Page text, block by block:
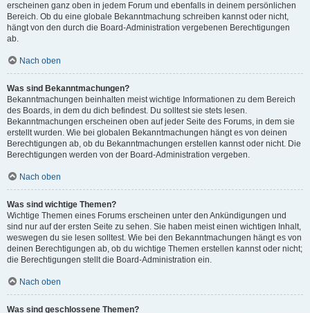
erscheinen ganz oben in jedem Forum und ebenfalls in deinem persönlichen
Bereich. Ob du eine globale Bekanntmachung schreiben kannst oder nicht,
hängt von den durch die Board-Administration vergebenen Berechtigungen
ab.
Nach oben
Was sind Bekanntmachungen?
Bekanntmachungen beinhalten meist wichtige Informationen zu dem Bereich
des Boards, in dem du dich befindest. Du solltest sie stets lesen.
Bekanntmachungen erscheinen oben auf jeder Seite des Forums, in dem sie
erstellt wurden. Wie bei globalen Bekanntmachungen hängt es von deinen
Berechtigungen ab, ob du Bekanntmachungen erstellen kannst oder nicht. Die
Berechtigungen werden von der Board-Administration vergeben.
Nach oben
Was sind wichtige Themen?
Wichtige Themen eines Forums erscheinen unter den Ankündigungen und
sind nur auf der ersten Seite zu sehen. Sie haben meist einen wichtigen Inhalt,
weswegen du sie lesen solltest. Wie bei den Bekanntmachungen hängt es von
deinen Berechtigungen ab, ob du wichtige Themen erstellen kannst oder nicht;
die Berechtigungen stellt die Board-Administration ein.
Nach oben
Was sind geschlossene Themen?